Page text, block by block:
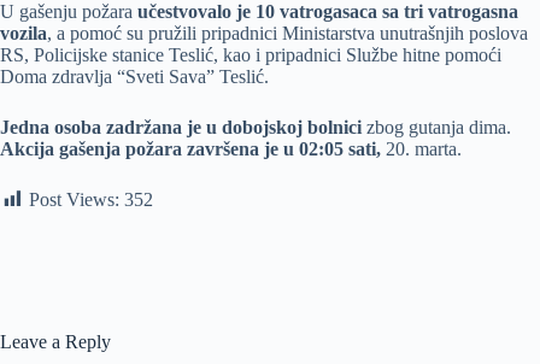
U gašenju požara učestvovalo je 10 vatrogasaca sa tri vatrogasna
vozila, a pomoć su pružili pripadnici Ministarstva unutrašnjih poslova
RS, Policijske stanice Teslić, kao i pripadnici Službe hitne pomoći
Doma zdravlja “Sveti Sava” Teslić.
Jedna osoba zadržana je u dobojskoj bolnici zbog gutanja dima.
Akcija gašenja požara završena je u 02:05 sati, 20. marta.
Post Views: 352
Leave a Reply